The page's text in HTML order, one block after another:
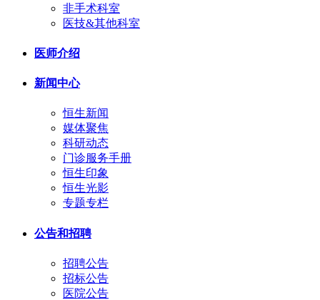
非手术科室
医技&其他科室
医师介绍
新闻中心
恒生新闻
媒体聚焦
科研动态
门诊服务手册
恒生印象
恒生光影
专题专栏
公告和招聘
招聘公告
招标公告
医院公告